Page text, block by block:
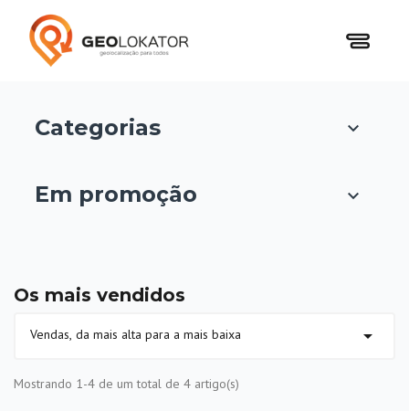
Categorias 
Em promoção 
Os mais vendidos
Vendas, da mais alta para a mais baixa 
Mostrando 1-4 de um total de 4 artigo(s)